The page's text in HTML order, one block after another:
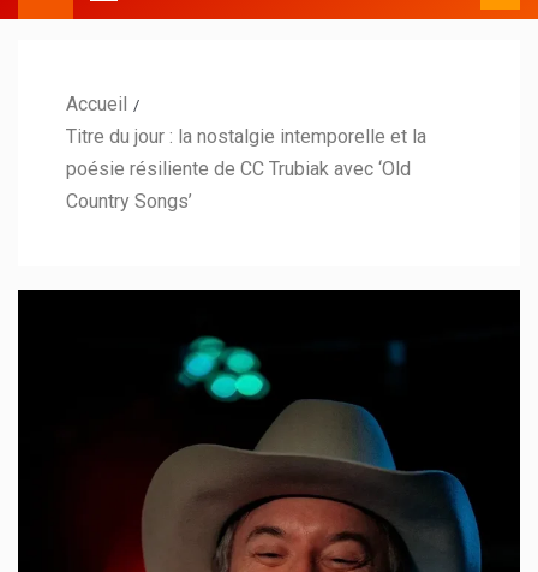
Accueil
Titre du jour : la nostalgie intemporelle et la
poésie résiliente de CC Trubiak avec ‘Old
Country Songs’